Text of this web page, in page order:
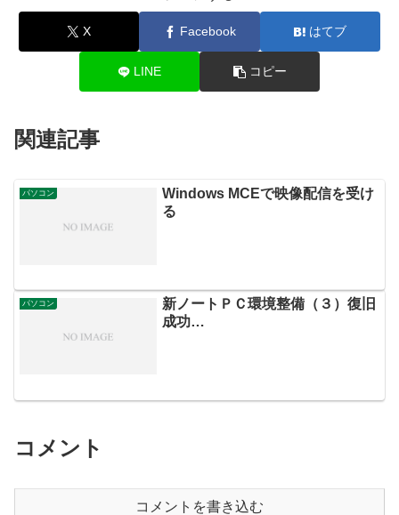
X Facebook はてブ
LINE コピー
関連記事
パソコン
Windows MCEで映像配信を受け
る
パソコン
新ノートＰＣ環境整備（３）復旧
成功…
コメント
コメントを書き込む